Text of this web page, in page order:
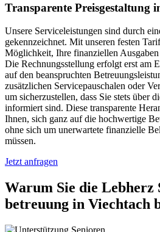
Transparente Preisgestaltung
Unsere Serviceleistungen sind durch
gekennzeichnet. Mit unseren festen
Möglichkeit, Ihre finanziellen
Die Rechnungsstellung erfolgt erst am
auf den beanspruchten
zusätzlichen Servicepauschalen oder
um sicherzustellen, dass Sie stets über
informiert sind. Diese transparente
Ihnen, sich ganz auf die hochwertige
ohne sich um unerwartete finanzielle
müssen.
Jetzt anfragen
Warum Sie die
betreuung in Viechtach